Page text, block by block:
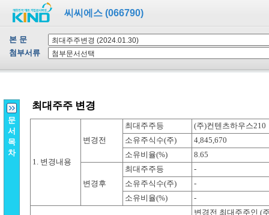
씨씨에스 (066790)
본 문
첨부서류
문
서
목
차